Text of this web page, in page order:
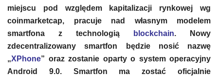
miejscu pod względem kapitalizacji rynkowej wg
coinmarketcap, pracuje nad własnym modelem
smartfona z technologią
blockchain. Nowy
zdecentralizowany smartfon będzie nosić nazwę
„XPhone” oraz zostanie oparty o system operacyjny
Android 9.0. Smartfon ma zostać oficjalnie